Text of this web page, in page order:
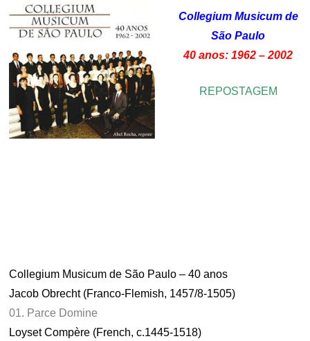
Collegium Musicum de
São Paulo
40 anos: 1962 – 2002
REPOSTAGEM
Collegium Musicum de São Paulo – 40 anos
Jacob Obrecht (Franco-Flemish, 1457/8-1505)
01. Parce Domine
Loyset Compère (French, c.1445-1518)